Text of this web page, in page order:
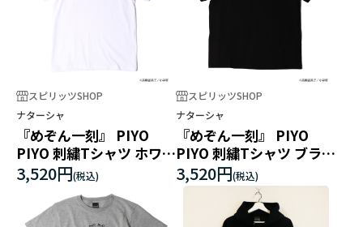
スピリッツSHOP
ナターシャ
『めぞん一刻』 PIYO
PIYO 刺繍Tシャツ ホワイ
ト
3,520円
スピリッツSHOP
ナターシャ
『めぞん一刻』 PIYO
PIYO 刺繍Tシャツ ブラッ
ク
3,520円